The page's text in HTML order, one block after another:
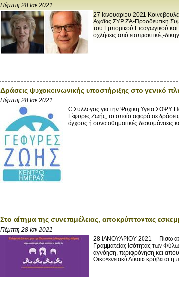
Πέμπτη 28 Ιαν 2021
27 Ιανουαρίου 2021
Αχαΐας ΣΥΡΙΖΑ-Προοδευτική
του Εμπορικού Εισαγωγικού και
οχλήσεις από εισπρακτικές-
Δράσεις ψυχοκοινωνικής υποστήριξης στο γενικό
Πέμπτη 28 Ιαν 2021
Ο Σύλλογος για την Ψυχική Υγεία ΣΟΨΥ
Γέφυρες Ζωής, το οποίο αφορά σε
άγχους ή συναισθηματικές
Στο αίτημα της συνεπιμέλειας, αποκρύπτοντας
Πέμπτη 28 Ιαν 2021
28 ΙΑΝΟΥΑΡΙΟΥ 2021 Πίσω από
Γραμματείας Ισότητας των
αγνόηση, περιφρόνηση και
Οικογενειακό Δίκαιο κρύβεται η